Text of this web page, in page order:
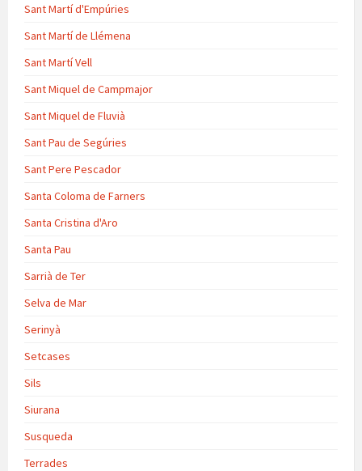
Sant Martí d'Empúries
Sant Martí de Llémena
Sant Martí Vell
Sant Miquel de Campmajor
Sant Miquel de Fluvià
Sant Pau de Segúries
Sant Pere Pescador
Santa Coloma de Farners
Santa Cristina d'Aro
Santa Pau
Sarrià de Ter
Selva de Mar
Serinyà
Setcases
Sils
Siurana
Susqueda
Terrades